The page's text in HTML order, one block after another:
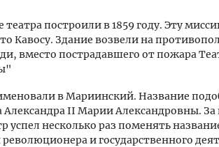
построили в 1859 году. Эту
Кавосу. Здание возвели на
вместо пострадавшего от пожара
в Мариинский. Название
Александра II Марии Александровны. За
успел несколько раз поменять
и государственного